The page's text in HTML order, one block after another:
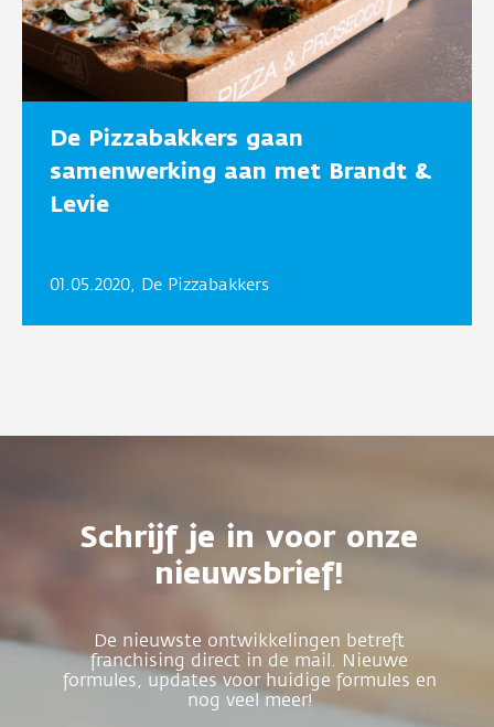
De Pizzabakkers gaan
samenwerking aan met Brandt &
Levie
01.05.2020, De Pizzabakkers
Schrijf je in voor onze
nieuwsbrief!
De nieuwste ontwikkelingen betreft
franchising direct in de mail. Nieuwe
formules, updates voor huidige formules en
nog veel meer!